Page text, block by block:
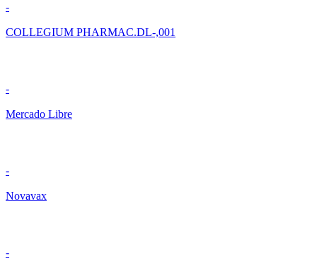
-
COLLEGIUM PHARMAC.DL-,001
-
Mercado Libre
-
Novavax
-